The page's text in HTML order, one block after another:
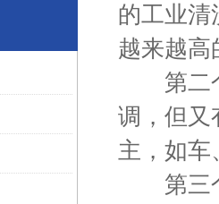
的工业清
越来越高
第二个
调，但又
主，如
第三个